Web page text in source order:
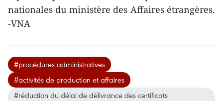
nationales du ministère des Affaires étrangères.
-VNA
#procédures administratives
#activités de production et affaires
#réduction du délai de délivrance des certificats